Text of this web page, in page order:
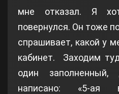
мне отказал. Я
повернулся. Он тоже
спрашивает, какой у
кабинет. Заходим
один
написано: «5-ая